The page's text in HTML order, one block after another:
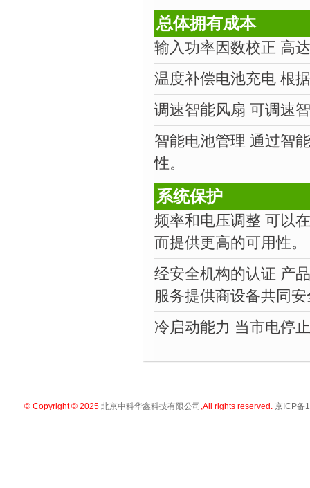
总体拥有成本
输入功率因数校正 高
温度补偿电池充电 根
调速智能风扇 可调速
智能电池管理 通过智
性。
系统保护
频率和电压调整 可以
而提供更高的可用性。
经安全机构的认证 产
服务提供商设备共同
冷启动能力 当市电停
© Copyright © 2025 北京中科华鑫科技有限公司 ,All rights reserved. 京ICP备